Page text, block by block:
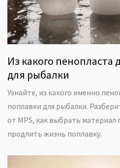
Из какого пенопласта
для рыбалки
Узнайте, из какого именно
поплавки для рыбалки.
от MPS, как выбрать материал
продлить жизнь поплавку.